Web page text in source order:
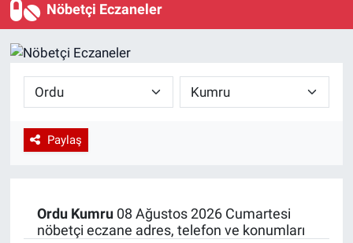
Nöbetçi Eczaneler
Paylaş
Ordu Kumru08 Ağustos 2026 Cumartesi
nöbetçi eczane adres, telefon ve konumları